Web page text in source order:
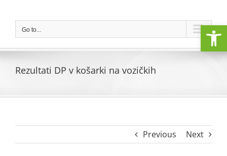
contentGo to...
Rezultati DP v košarki na vozičkih
Previous Next